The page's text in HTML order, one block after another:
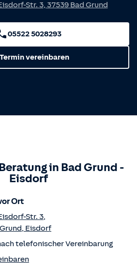
Str. 3, 37539 Bad Grund
05522 5028293
Termin vereinbaren
in Bad Grund -
Eisdorf
Ort
Str. 3,
, Eisdorf
telefonischer Vereinbarung